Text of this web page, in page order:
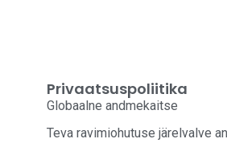
Privaatsuspoliitika
Globaalne andmekaitse
Teva ravimiohutuse järelvalve